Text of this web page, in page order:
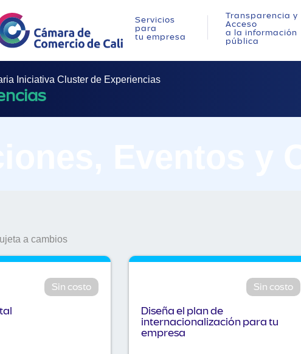
Servicios
para
tu empresa
Transparencia y
Acceso
a la información
pública
Iniciativa Cluster de Experiencias
a cambios
Sin costo Sin costo
Diseña el plan de
internacionalización para tu
empresa